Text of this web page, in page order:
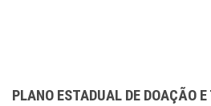
PLANO ESTADUAL DE DOAÇÃO